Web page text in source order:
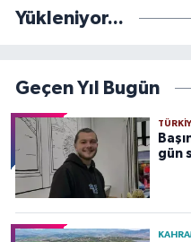
Yükleniyor...
Geçen Yıl Bugün
gün